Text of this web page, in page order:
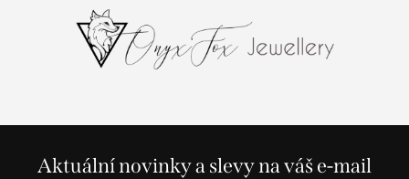
Aktuální novinky a slevy na váš e-mail